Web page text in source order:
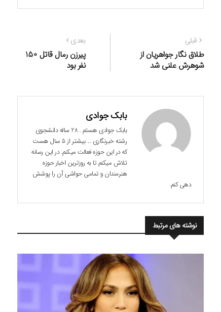
راهبری
نوشته
قبلی
قبلی:
طلاق نگار جواهریان از
شوهرش علنی شد
بعدی
بعدی:
پیرزن رمال قاتل 150
نفر بود
بابک جوادی
بابک جوادی هستم . 28 ساله دانشجوی
رشته خبرنگاری ... بیشتر از 5 سال هست
که در این حوزه فعالت میکنم. در این رسانه
تلاش میکنم تا به روزترین اخبار حوزه
هنرمندان و تمامی حواشی آن را پوشش
دهی کنم.
نوشته های مرتبط